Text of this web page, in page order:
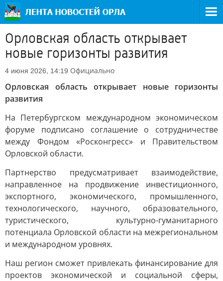
Орловская область открывает
новые горизонты развития
4 июня 2026, 14:19 Официально
Орловская область открывает новые горизонты
развития
На Петербургском международном экономическом
форуме подписано соглашение о сотрудничестве
между Фондом «Росконгресс» и Правительством
Орловской области.
Партнерство предусматривает взаимодействие,
направленное на продвижение инвестиционного,
экспортного, экономического, промышленного,
технологического, научного, образовательного,
туристического, культурно-гуманитарного
потенциала Орловской области на межрегиональном
и международном уровнях.
Наш регион сможет привлекать финансирование для
проектов экономической и социальной сферы,